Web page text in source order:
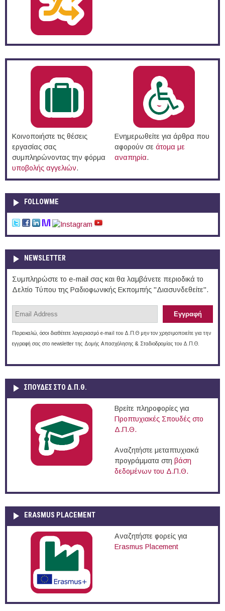
Κοινοποιήστε τις θέσεις
εργασίας σας
συμπληρώνοντας την φόρμα
υποβολής αγγελιών.
Ενημερωθείτε για άρθρα που
αφορούν σε άτομα με
αναπηρία.
FOLLOWME
NEWSLETTER
Συμπληρώστε το e-mail σας και θα λαμβάνετε περιοδικά το
Δελτίο Τύπου της Ραδιοφωνικής Εκπομπής "Διασυνδεθείτε".
Παρακαλώ, όσοι διαθέτετε λογαριασμό e-mail του Δ.Π.Θ μην τον χρησιμοποιείτε για την
εγγραφή σας στο newsletter της Δομής Απασχόλησης & Σταδιοδρομίας του Δ.Π.Θ.
ΣΠΟΥΔΈΣ ΣΤΟ Δ.Π.Θ.
Βρείτε πληροφορίες για
Προπτυχιακές Σπουδές στο
Δ.Π.Θ.
Αναζητήστε μεταπτυχιακά
προγράμματα στη βάση
δεδομένων του Δ.Π.Θ.
ERASMUS PLACEMENT
Αναζητήστε φορείς για
Erasmus Placement